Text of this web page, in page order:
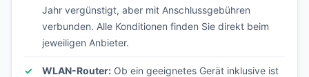
Jahr vergünstigt, aber mit Anschlussgebühren
verbunden. Alle Konditionen finden Sie direkt beim
jeweiligen Anbieter.
WLAN-Router: Ob ein geeignetes Gerät inklusive ist